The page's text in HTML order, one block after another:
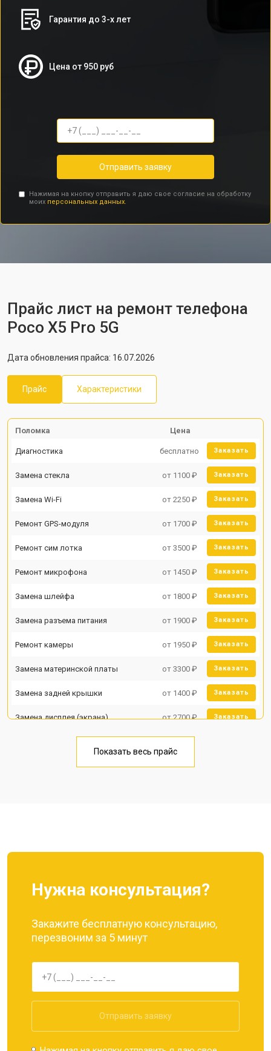
Гарантия до 3-х лет
Цена от 950 руб
Отправить заявку
Нажимая на кнопку отправить я даю свое согласие на обработку
моих персональных данных.
Прайс лист на ремонт телефона
Poco X5 Pro 5G
Дата обновления прайса: 16.07.2026
Прайс Характеристики
Поломка Цена
Диагностика бесплатно Заказать
Замена стекла от 1100 ₽ Заказать
Замена Wi-Fi от 2250 ₽ Заказать
Ремонт GPS-модуля от 1700 ₽ Заказать
Ремонт сим лотка от 3500 ₽ Заказать
Ремонт микрофона от 1450 ₽ Заказать
Замена шлейфа от 1800 ₽ Заказать
Замена разъема питания от 1900 ₽ Заказать
Ремонт камеры от 1950 ₽ Заказать
Замена материнской платы от 3300 ₽ Заказать
Замена задней крышки от 1400 ₽ Заказать
Замена дисплея (экрана) от 2700 ₽ Заказать
Замена кнопки включения от 1750 ₽
Показать весь прайс
Нужна консультация?
Закажите бесплатную консультацию,
перезвоним за 5 минут
Отправить заявку